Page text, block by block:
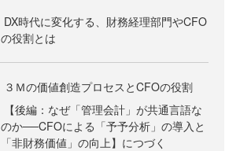
DX時代に変化する、財務経理部門やCFO
の役割とは
３Ｍの価値創造プロセスとCFOの役割
【後編：なぜ「管理会計」が共通言語な
のか──CFOによる「予予分析」の導入と
「非財務価値」の向上】につづく